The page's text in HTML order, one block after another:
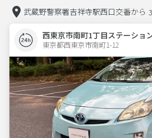
武蔵野警察署吉祥寺駅西口交番から
西東京市南町1丁目ステーショ
東京都西東京市南町1-12